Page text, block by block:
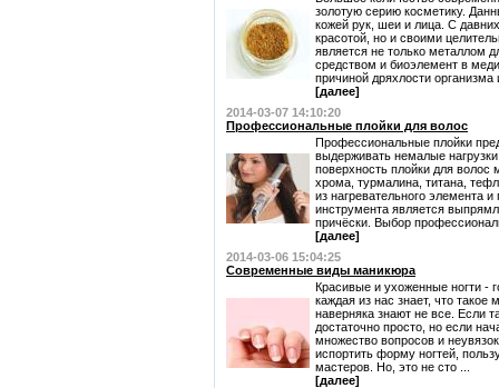
золотую серию косметику.
кожей рук, шеи и лица. С
красотой, но и своими
является не только металлом
средством и биоэлемент в
причиной дряхлости организма
[далее]
2014-03-07 14:10:20
Профессиональные плойки для волос
Профессиональные плойки
выдерживать немалые
поверхность плойки для волос
хрома, турмалина, титана,
из нагревательного элемента
инструмента является
причёски. Выбор
[далее]
2014-03-06 15:04:25
Современные виды маникюра
Красивые и ухоженные ногти -
каждая из нас знает, что такое
наверняка знают не все. Если
достаточно просто, но если
множество вопросов и
испортить форму ногтей,
мастеров. Но, это не сто ...
[далее]